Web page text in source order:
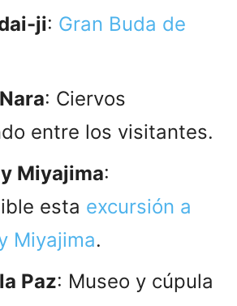
ji: Gran Buda de
: Ciervos
entre los visitantes.
Miyajima:
esta excursión a
Miyajima.
Paz: Museo y cúpula